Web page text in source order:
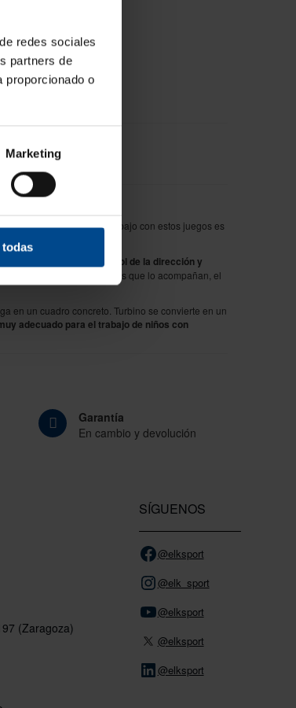
redes sociales
partners de
proporcionado o
Marketing
de los labios. El trabajo con estos juegos es
es necesario control de la dirección y
como la de las tarjetas que lo acompañan, el
en un cuadro concreto. Turbino se convierte en un
adecuado para el trabajo de niños con
Garantía
En cambio y devolución
(Zaragoza)
SÍGUENOS
@elksport
@elk_sport
@elksport
@elksport
@elksport